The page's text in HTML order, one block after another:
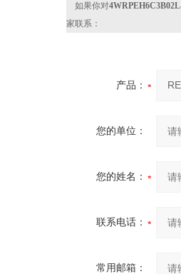
如果你对
家联系：
产品：
您的单位：
您的姓名：
联系电话：
常用邮箱：